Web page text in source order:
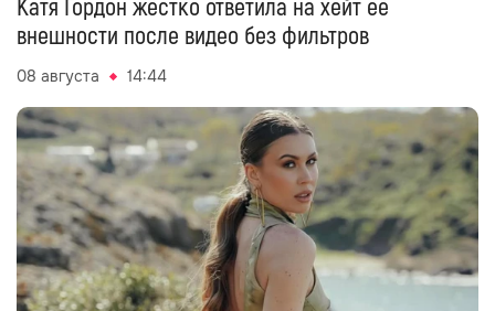
Катя Гордон жёстко ответила на хейт её
внешности после видео без фильтров
08 августа 14:44